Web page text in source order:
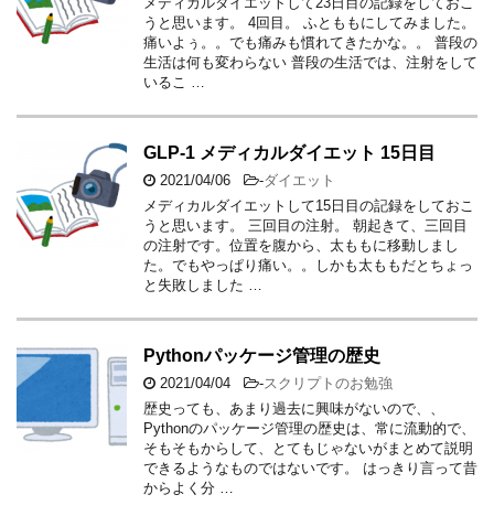
うと思います。 4回目。 ふとももにしてみました。
痛いよぅ。。でも痛みも慣れてきたかな。。 普段の
生活は何も変わらない 普段の生活では、注射をして
いるこ …
GLP-1 メディカルダイエット 15日目
2021/04/06 -ダイエット
メディカルダイエットして15日目の記録をしておこ
うと思います。 三回目の注射。 朝起きて、三回目
の注射です。位置を腹から、太ももに移動しまし
た。でもやっぱり痛い。。しかも太ももだとちょっ
と失敗しました …
Pythonパッケージ管理の歴史
2021/04/04 -スクリプトのお勉強
歴史っても、あまり過去に興味がないので、、
Pythonのパッケージ管理の歴史は、常に流動的で、
そもそもからして、とてもじゃないがまとめて説明
できるようなものではないです。 はっきり言って昔
からよく分 …